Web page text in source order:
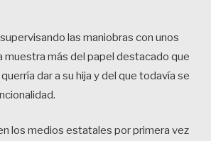
las maniobras con unos
muestra más del papel destacado que
dar a su hija y del que todavía se
los medios estatales por primera vez